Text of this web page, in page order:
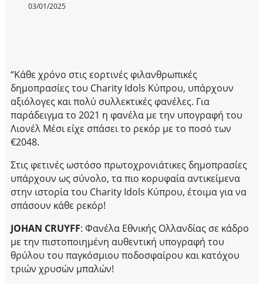
03/01/2025
“Κάθε χρόνο στις εορτινές φιλανθρωπικές
δημοπρασίες του Charity Idols Κύπρου, υπάρχουν
αξιόλογες και πολύ συλλεκτικές φανέλες. Για
παράδειγμα το 2021 η φανέλα με την υπογραφή του
Λιονέλ Μέσι είχε σπάσει το ρεκόρ με το ποσό των
€2048.
Στις φετινές ωστόσο πρωτοχρονιάτικες δημοπρασίες
υπάρχουν ως σύνολο, τα πιο κορυφαία αντικείμενα
στην ιστορία του Charity Idols Κύπρου, έτοιμα για να
σπάσουν κάθε ρεκόρ!
JOHAN CRUYFF: Φανέλα Εθνικής Ολλανδίας σε κάδρο
με την πιστοποιημένη αυθεντική υπογραφή του
θρύλου του παγκόσμιου ποδοσφαίρου και κατόχου
τριών χρυσών μπαλών!